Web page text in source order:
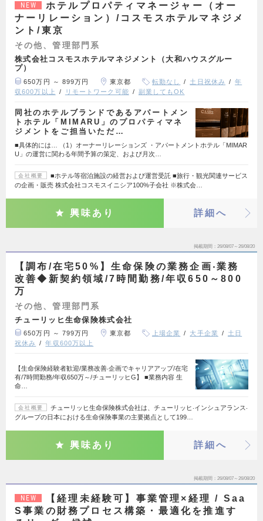
NEW
ホテルプロパティマネージャー（オー
ナーリレーション）/コスモスホテルマネジメ
ント/東京
その他、管理部門系
株式会社コスモスホテルマネジメント（大和ハウスグルー
プ）
650万円 ～ 899万円 東京都 転勤なし 土日祝休み
年
収600万以上
リモートワーク可能 副業してもOK
同社のホテルブランドであるアパートメン
トホテル「MIMARU」のプロパティマネ
ジメントをご担当いただ…
■具体的には… （1）オーナーリレーションズ ・アパートメントホテル「MIMAR
U」の運営に関わる年間予算の策定、および月次…
会社概要
■ホテル等宿泊施設の経営および運営受託 ■旅行・観光関連サービス
の企画・販売 株式会社コスモスイニシア100%子会社 ※株式会…
興味あり 詳細へ
掲載期間 26/08/07～26/08/20
【調布/在宅50%】生命保険の業務企画‧業務
改善◆新契約領域/7時間勤務/年収650～800
万
その他、管理部門系
チューリッヒ生命保険株式会社
650万円 ～ 799万円 東京都 上場企業 大手企業
土日
祝休み
年収600万以上
【生命保険経験者歓迎/業務改善‧企画でキャリアアップ/在宅
有/7時間勤務/年収650万～/チューリッヒG】 ■業務内容 生
命…
会社概要
チューリッヒ生命保険株式会社は、チューリッヒ‧インシュアランス‧
グループの日本における生命保険事業の主要拠点として199…
興味あり 詳細へ
掲載期間 26/08/07～26/08/20
NEW
【経理未経験可】事業管理×経理 / Saa
S事業の財務プロセス構築・最適化を推進す